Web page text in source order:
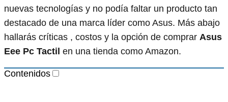
nuevas tecnologías y no podía faltar un producto tan
destacado de una marca líder como Asus. Más abajo
hallarás críticas , costos y la opción de comprar Asus
Eee Pc Tactil en una tienda como Amazon.
Contenidos